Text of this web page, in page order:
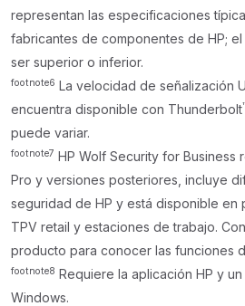
representan las especificaciones
fabricantes de componentes de HP;
ser superior o inferior.
footnote6 La velocidad de señalización
encuentra disponible con Thunderbolt
puede variar.
footnote7 HP Wolf Security for Business
Pro y versiones posteriores, incluye
seguridad de HP y está disponible en
TPV retail y estaciones de trabajo.
producto para conocer las funciones
footnote8 Requiere la aplicación HP y
Windows.